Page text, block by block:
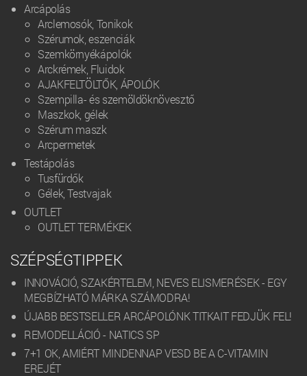
Arcápolás
Arclemosók, Tonikok
Szérumok, eszenciák
Szemkörnyékápolók
Arckrémek, Fluidok
AJAKFELTÖLTŐK, ÁPOLÓK
Szempilla- és szemöldöknövesztő
Maszkok, gélek
Szérum maszk
Arcpermetek
Testápolás
Tusfürdők
Gélek, Testvajak
OUTLET
OUTLET TERMÉKEK
SZÉPSÉGTIPPEK
INNOVÁCIÓ, SZAKÉRTELEM, NEVES ELISMERÉSEK - EGY
MEGBÍZHATÓ MÁRKA SZÁMODRA!
ÚJABB BESTSELLER ARCÁPOLÓNK TITKAIT FEDJÜK FEL!
REMODELLÁCIÓ - NATICS SP
7+1 OK, AMIÉRT MINDENNAP VESD BE A C-VITAMIN
EREJÉT